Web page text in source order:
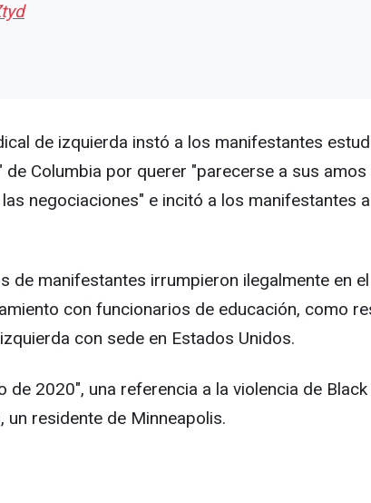
de izquierda instó a los manifestantes
Columbia por querer "parecerse a sus
negociaciones" e incitó a los manifestantes
manifestantes irrumpieron ilegalmente en
con funcionarios de educación, como
con sede en Estados Unidos.
2020", una referencia a la violencia de
residente de Minneapolis.